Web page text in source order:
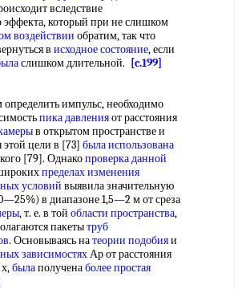
вследствие
который при не слишком
воздействии обратим, так что
в исходное состояние, если
слишком длительной. [c.199]
импульс, необходимо
пика давленияот расстояния
в открытом пространстве и
этой цели в [73] былаиспользована
[79]. Однакопроверка данной
пределах изменения
условий выявила значительную
в диапазоне 1,5—2 м от среза
, т. е. в той области пространства,
пакетытруб
. Основываясь натеории подобияи
зависимостяхАр от расстояния
былаполученаболее простая